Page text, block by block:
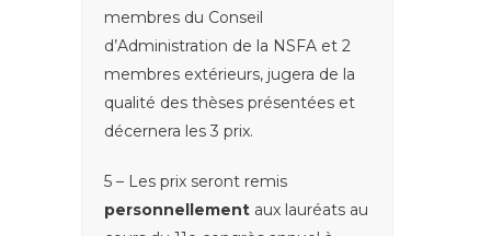
membres du Conseil
d’Administration de la NSFA et 2
membres extérieurs, jugera de la
qualité des thèses présentées et
décernera les 3 prix.
5 – Les prix seront remis
personnellement aux lauréats au